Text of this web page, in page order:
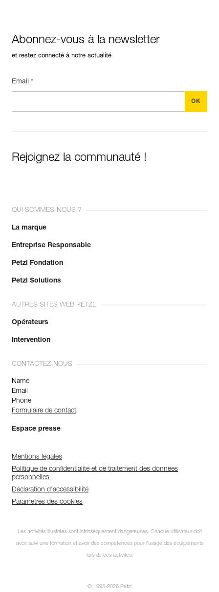
Abonnez-vous à la newsletter
et restez connecté à notre actualité
Email *
Rejoignez la communauté !
QUI SOMMES-NOUS ?
La marque
Entreprise Responsable
Petzl Fondation
Petzl Solutions
AUTRES SITES WEB PETZL
Opérateurs
Intervention
CONTACTEZ-NOUS
Name
Email
Phone
Formulaire de contact
Espace presse
Mentions légales
Politique de confidentialité et de traitement des données
personnelles
Déclaration d'accessibilité
Paramètres des cookies
Les activités illustrées sont intrinsèquement dangereuses. Chaque utilisateur doit
avoir suivi une formation et avoir des compétences pour l’usage des équipements
lors de ces activités.
© 1995-2026 Petzl